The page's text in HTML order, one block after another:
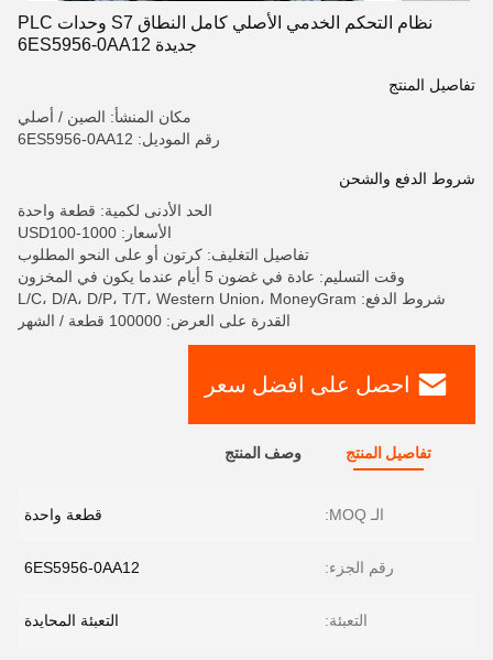
نظام التحكم الخدمي الأصلي كامل النطاق S7 وحدات PLC
جديدة 6ES5956-0AA12
تفاصيل المنتج
مكان المنشأ: الصين / أصلي
رقم الموديل: 6ES5956-0AA12
شروط الدفع والشحن
الحد الأدنى لكمية: قطعة واحدة
الأسعار: USD100-1000
تفاصيل التغليف: كرتون أو على النحو المطلوب
وقت التسليم: عادة في غضون 5 أيام عندما يكون في المخزون
شروط الدفع: L/C، D/A، D/P، T/T، Western Union، MoneyGram
القدرة على العرض: 100000 قطعة / الشهر
احصل على افضل سعر
تفاصيل المنتج وصف المنتج
الـ MOQ: قطعة واحدة
رقم الجزء: 6ES5956-0AA12
التعبئة: التعبئة المحايدة